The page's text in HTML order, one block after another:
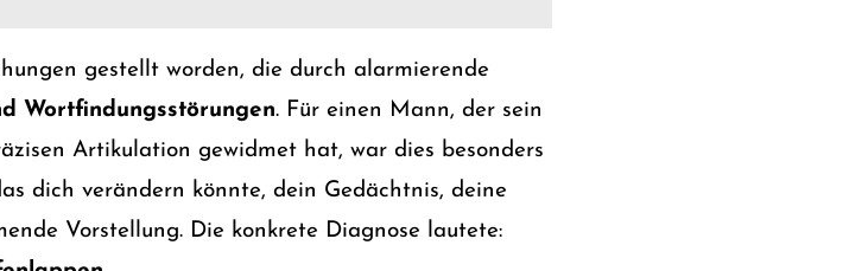
gestellt worden, die durch alarmierende
Wortfindungsstörungen. Für einen Mann, der sein
Artikulation gewidmet hat, war dies besonders
dich verändern könnte, dein Gedächtnis, deine
Vorstellung. Die konkrete Diagnose lautete: